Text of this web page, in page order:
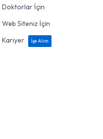
Doktorlar İçin
Web Siteniz İçin
Kariyer
İşe Alım